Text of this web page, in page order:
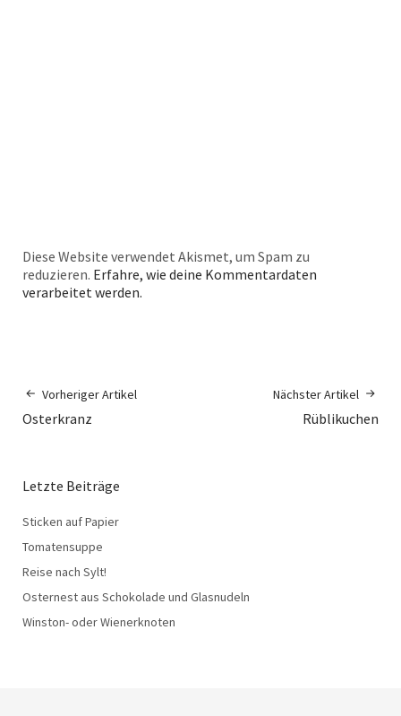
Diese Website verwendet Akismet, um Spam zu
reduzieren. Erfahre, wie deine Kommentardaten
verarbeitet werden.
Vorheriger Artikel
Osterkranz
Nächster Artikel
Rüblikuchen
Letzte Beiträge
Sticken auf Papier
Tomatensuppe
Reise nach Sylt!
Osternest aus Schokolade und Glasnudeln
Winston- oder Wienerknoten